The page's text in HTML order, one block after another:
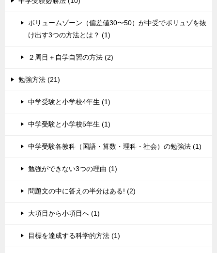
ボリュームゾーン（偏差値30〜50）が中受でボリュゾを抜
け出す3つの方法とは？ (1)
２周目＋自学自習の方法 (2)
勉強方法 (21)
中学受験と小学校4年生 (1)
中学受験と小学校5年生 (1)
中学受験各教科（国語・算数・理科・社会）の勉強法 (1)
勉強ができない3つの理由 (1)
問題文の中に答えの半分はある! (2)
大項目から小項目へ (1)
目標を達成する科学的方法 (1)